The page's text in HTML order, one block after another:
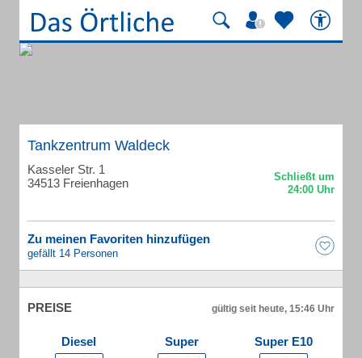
Tankzentrum Waldeck
Kasseler Str. 1
34513 Freienhagen
Zu meinen Favoriten hinzufügen
gefällt 14 Personen
PREISE gültig seit heute, 15:46 Uhr
Diesel Super Super E10